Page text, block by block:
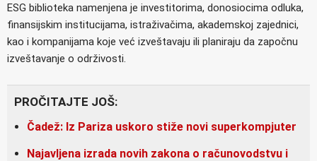
ESG biblioteka namenjena je investitorima, donosiocima odluka,
finansijskim institucijama, istraživačima, akademskoj zajednici,
kao i kompanijama koje već izveštavaju ili planiraju da započnu
izveštavanje o održivosti.
PROČITAJTE JOŠ:
Čadež: Iz Pariza uskoro stiže novi superkompjuter
Najavljena izrada novih zakona o računovodstvu i